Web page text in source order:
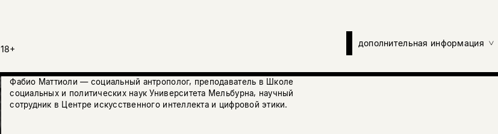
18+
дополнительная информация
Фабио Маттиоли — социальный антрополог, преподаватель в Школе
социальных и политических наук Университета Мельбурна, научный
сотрудник в Центре искусственного интеллекта и цифровой этики.